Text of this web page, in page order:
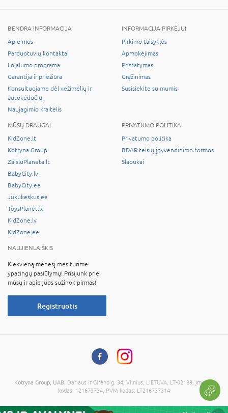
BENDRA INFORMACIJA
Apie mus
Parduotuvių kontaktai
Lojalumo programa
Garantija ir priežiūra
Konsultuojame dėl vežimėlių ir
autokėdučių
Naujagimio kraitelis
INFORMACIJA PIRKĖJUI
Pirkimo taisyklės
Apmokėjimas
Pristatymas
Grąžinimas
Susisiekite su mumis
MŪSŲ DRAUGAI
KidZone.lt
Kotryna Group
ZaisluPlaneta.lt
BabyCity.lv
BabyCity.ee
Jukukeskus.ee
ToysPlanet.lv
KidZone.lv
KidZone.ee
PRIVATUMO POLITIKA
Privatumo politika
BDAR teisių įgyvendinimo formos
Slapukai
NAUJIENLAIŠKIS
Kiekvieną mėnesį mes turime
ypatingų pasiūlymų! Prisijunk prie
mūsų ir apie juos sužinok pirmas!
Registruotis
Kotryna Group, UAB , Dariaus ir Girėno g. 34, Vilnius, LIETUVA, LT-02189, Įmonės
kodas: 121673734, PVM kodas: LT216737314
© 2026 Visos teisės saugomos. Kopijuoti informaciją be administracijos sutikimo